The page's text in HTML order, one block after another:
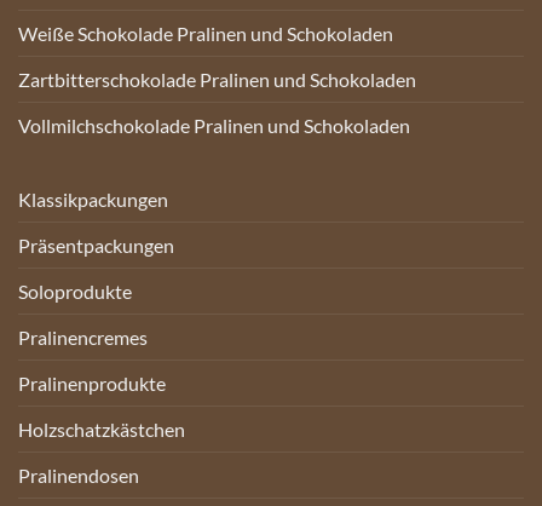
Weiße Schokolade Pralinen und Schokoladen
Zartbitterschokolade Pralinen und Schokoladen
Vollmilchschokolade Pralinen und Schokoladen
Klassikpackungen
Präsentpackungen
Soloprodukte
Pralinencremes
Pralinenprodukte
Holzschatzkästchen
Pralinendosen